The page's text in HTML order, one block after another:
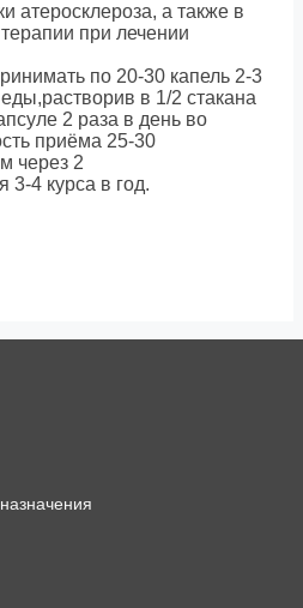
атеросклероза, а также в
при лечении
по 20-30 капель 2-3
в 1/2 стакана
2 раза в день во
приёма 25-30
через 2
3-4 курса в год.